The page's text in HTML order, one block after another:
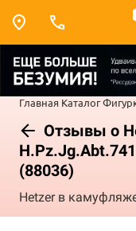
Главная Каталог
Отзывы о
(88036)
Hetzer в